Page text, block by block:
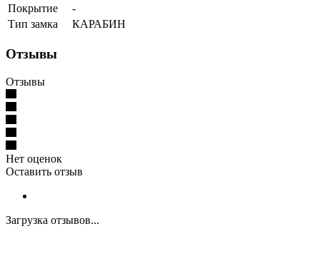
Покрытие
-
Тип замка
КАРАБИН
Отзывы
Отзывы
Нет оценок
Оставить отзыв
Загрузка отзывов...